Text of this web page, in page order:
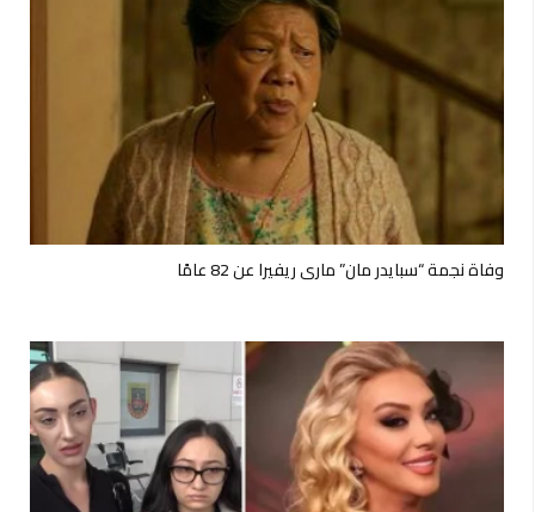
وفاة نجمة “سبايدر مان” ماري ريفيرا عن 82 عامًا